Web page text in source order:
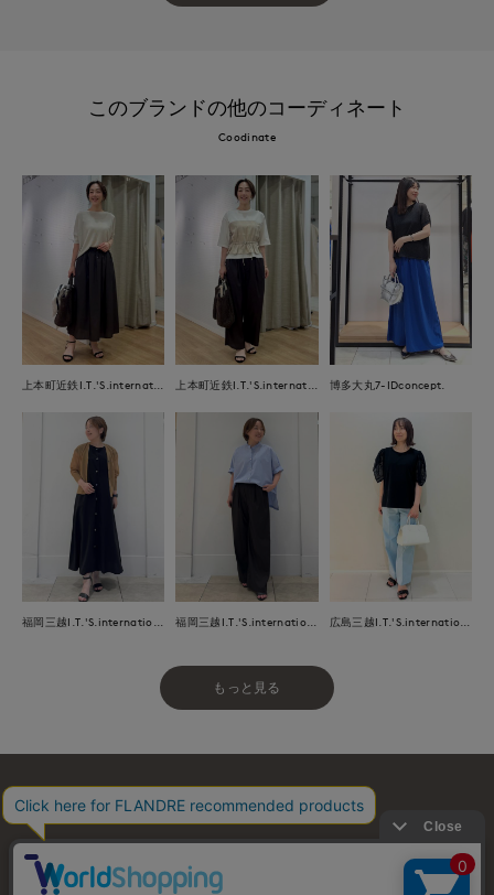
このブランドの他のコーディネート
Coodinate
博多大丸7-IDconcept.
もっと見る
お問い合わせ 利用規約 プライバシーポリシー